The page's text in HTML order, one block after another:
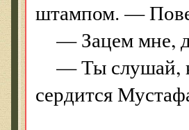
штампом. —
— Зацем мне,
— Ты слушай,
сердится